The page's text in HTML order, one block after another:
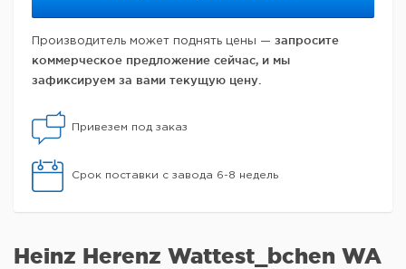
Производитель может поднять цены — запросите
коммерческое предложение сейчас, и мы
зафиксируем за вами текущую цену.
Привезем под заказ
Срок поставки с завода 6-8 недель
Heinz Herenz Wattest_bchen WA